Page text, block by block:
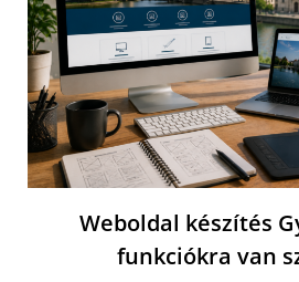
Weboldal készítés
funkciókra van